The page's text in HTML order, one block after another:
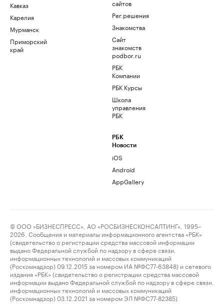
Кавказ
Карелия
Мурманск
Приморский
край
сайтов
Рег.решения
Знакомства
Сайт
знакомств
podbor.ru
РБК
Компании
РБК Курсы
Школа
управления
РБК
РБК
Новости
iOS
Android
AppGallery
© ООО «БИЗНЕСПРЕСС», АО «РОСБИЗНЕСКОНСАЛТИНГ», 1995–
2026. Сообщения и материалы информационного агентства «РБК»
(свидетельство о регистрации средства массовой информации
выдано Федеральной службой по надзору в сфере связи,
информационных технологий и массовых коммуникаций
(Роскомнадзор) 09.12.2015 за номером ИА №ФС77-63848) и сетевого
издания «РБК» (свидетельство о регистрации средства массовой
информации выдано Федеральной службой по надзору в сфере связи,
информационных технологий и массовых коммуникаций
(Роскомнадзор) 03.12.2021 за номером ЭЛ №ФС77-82385)